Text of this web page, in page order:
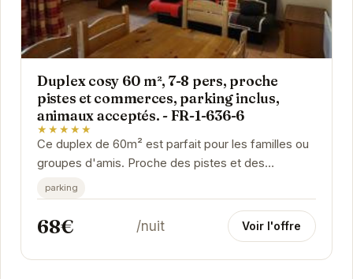
Duplex cosy 60 m², 7-8 pers, proche
pistes et commerces, parking inclus,
animaux acceptés. - FR-1-636-6
★★★★★
Ce duplex de 60m² est parfait pour les familles ou
groupes d'amis. Proche des pistes et des
commerces, il offre un accès facile aux activités
de...
parking
68€ /nuit Voir l'offre